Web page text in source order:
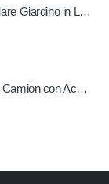
Racchettoni Gioco Spiaggia Mare Giardino in Legno con Pallina
Gioco Mare Spiaggia Giardino Camion con Accessori 6 Pezzi